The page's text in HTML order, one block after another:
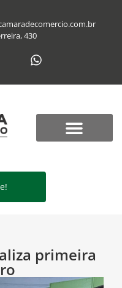
430
primeira